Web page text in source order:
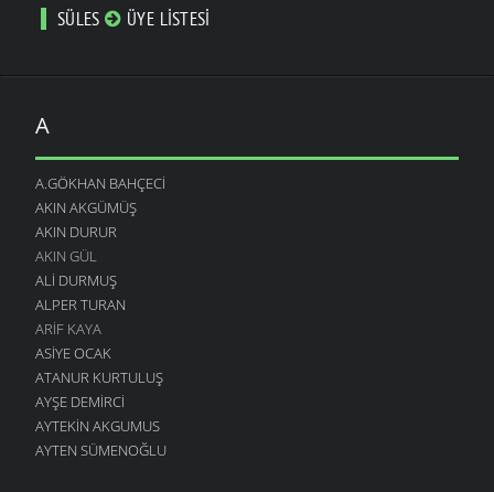
SÜLES ÜYE LISTESI
A
A.GÖKHAN BAHÇECI
AKIN AKGÜMÜŞ
AKIN DURUR
AKIN GÜL
ALI DURMUŞ
ALPER TURAN
ARIF KAYA
ASIYE OCAK
ATANUR KURTULUŞ
AYŞE DEMIRCI
AYTEKIN AKGUMUS
AYTEN SÜMENOĞLU